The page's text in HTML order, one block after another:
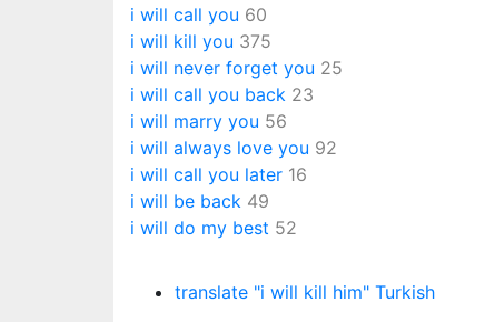
i will call you 60
i will kill you 375
i will never forget you 25
i will call you back 23
i will marry you 56
i will always love you 92
i will call you later 16
i will be back 49
i will do my best 52
translate "i will kill him" Turkish